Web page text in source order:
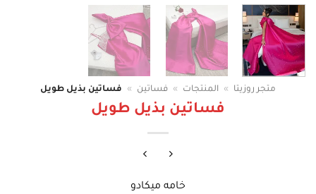
متجر روزيتا » المنتجات » فساتين » فساتين بذيل طويل
فساتين بذيل طويل
خامه ميكادو